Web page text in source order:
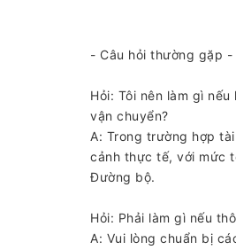
- Câu hỏi thường gặp -
Hỏi: Tôi nên làm gì
vận chuyển?
A: Trong trường hợp
cảnh thực tế, với mức
Đường bộ.
Hỏi: Phải làm gì nếu
A: Vui lòng chuẩn bị